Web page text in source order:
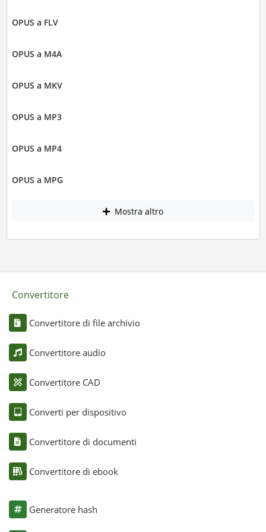
OPUS a FLV
OPUS a M4A
OPUS a MKV
OPUS a MP3
OPUS a MP4
OPUS a MPG
Mostra altro
Convertitore
Convertitore di file archivio
Convertitore audio
Convertitore CAD
Converti per dispositivo
Convertitore di documenti
Convertitore di ebook
Generatore hash